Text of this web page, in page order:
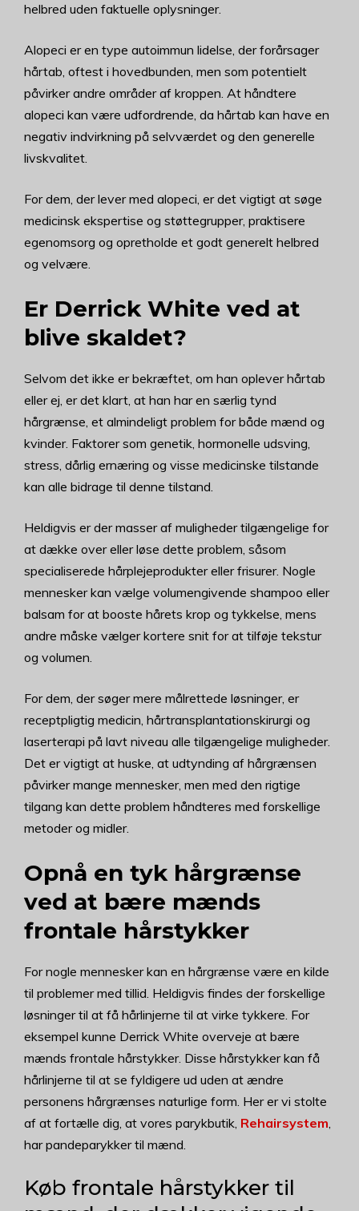
helbred uden faktuelle oplysninger.
Alopeci er en type autoimmun lidelse, der forårsager
hårtab, oftest i hovedbunden, men som potentielt
påvirker andre områder af kroppen. At håndtere
alopeci kan være udfordrende, da hårtab kan have en
negativ indvirkning på selvværdet og den generelle
livskvalitet.
For dem, der lever med alopeci, er det vigtigt at søge
medicinsk ekspertise og støttegrupper, praktisere
egenomsorg og opretholde et godt generelt helbred
og velvære.
Er Derrick White ved at
blive skaldet?
Selvom det ikke er bekræftet, om han oplever hårtab
eller ej, er det klart, at han har en særlig tynd
hårgrænse, et almindeligt problem for både mænd og
kvinder. Faktorer som genetik, hormonelle udsving,
stress, dårlig ernæring og visse medicinske tilstande
kan alle bidrage til denne tilstand.
Heldigvis er der masser af muligheder tilgængelige for
at dække over eller løse dette problem, såsom
specialiserede hårplejeprodukter eller frisurer. Nogle
mennesker kan vælge volumengivende shampoo eller
balsam for at booste hårets krop og tykkelse, mens
andre måske vælger kortere snit for at tilføje tekstur
og volumen.
For dem, der søger mere målrettede løsninger, er
receptpligtig medicin, hårtransplantationskirurgi og
laserterapi på lavt niveau alle tilgængelige muligheder.
Det er vigtigt at huske, at udtynding af hårgrænsen
påvirker mange mennesker, men med den rigtige
tilgang kan dette problem håndteres med forskellige
metoder og midler.
Opnå en tyk hårgrænse
ved at bære mænds
frontale hårstykker
For nogle mennesker kan en hårgrænse være en kilde
til problemer med tillid. Heldigvis findes der forskellige
løsninger til at få hårlinjerne til at virke tykkere. For
eksempel kunne Derrick White overveje at bære
mænds frontale hårstykker. Disse hårstykker kan få
hårlinjerne til at se fyldigere ud uden at ændre
personens hårgrænses naturlige form. Her er vi stolte
af at fortælle dig, at vores parykbutik, Rehairsystem,
har pandeparykker til mænd.
Køb frontale hårstykker til